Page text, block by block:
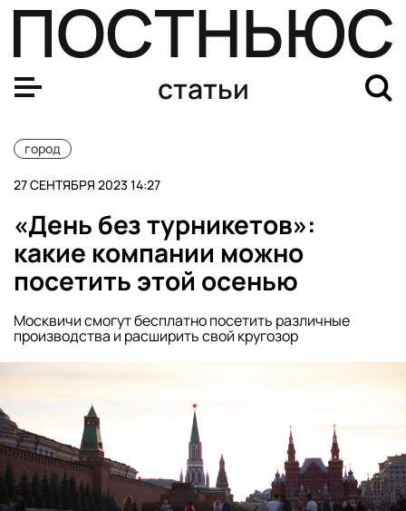
статьи
город
27 СЕНТЯБРЯ 2023 14:27
«День без турникетов»:
какие компании можно
посетить этой осенью
Москвичи смогут бесплатно посетить различные
производства и расширить свой кругозор
Метро, небоскребы и речные трамвайчики: